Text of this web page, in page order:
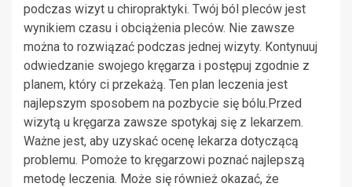
podczas wizyt u chiropraktyki. Twój ból pleców jest
wynikiem czasu i obciążenia pleców. Nie zawsze
można to rozwiązać podczas jednej wizyty. Kontynuuj
odwiedzanie swojego kręgarza i postępuj zgodnie z
planem, który ci przekażą. Ten plan leczenia jest
najlepszym sposobem na pozbycie się bólu.Przed
wizytą u kręgarza zawsze spotykaj się z lekarzem.
Ważne jest, aby uzyskać ocenę lekarza dotyczącą
problemu. Pomoże to kręgarzowi poznać najlepszą
metodę leczenia. Może się również okazać, że